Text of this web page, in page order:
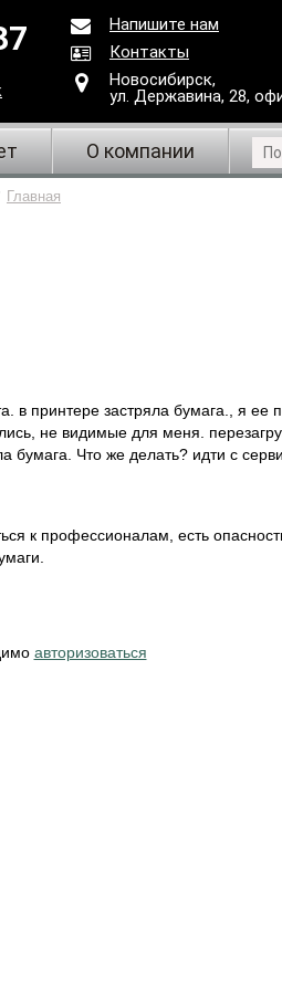
Напишите нам
Контакты
Новосибирск,
ул. Державина, 28,
О компании
Главная
в принтере застряла бумага., я ее
не видимые для меня.
бумага. Что же делать? идти с
к профессионалам, есть
авторизоваться